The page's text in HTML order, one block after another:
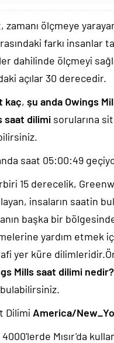
zamanı ölçmeye
farkı insanlar
dahilinde ölçmeyi
açılar 30 derecedir.
kaç, şu anda Owings
saat dilimi sorularına
saat 05:00:49
15 derecelik,
insaların saatin
başka bir
yardım etmek
yer küre
Mills saat dilimi nedir?
Dilimi America/
Mısır'da